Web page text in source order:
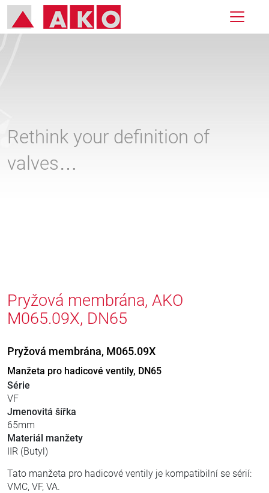
Rethink your definition of
valves…
Pryžová membrána, AKO
M065.09X, DN65
Pryžová membrána, M065.09X
Manžeta pro hadicové ventily, DN65
Série
VF
Jmenovitá šířka
65mm
Materiál manžety
IIR (Butyl)
Tato manžeta pro hadicové ventily je kompatibilní se sérií:
VMC, VF, VA.